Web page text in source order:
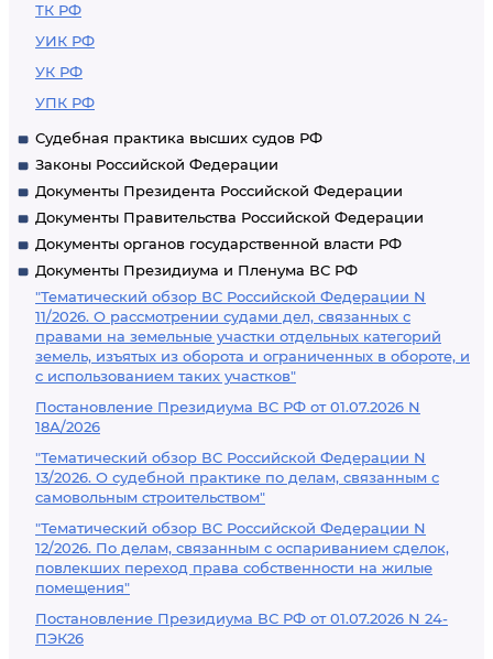
ТК РФ
УИК РФ
УК РФ
УПК РФ
Судебная практика высших судов РФ
Законы Российской Федерации
Документы Президента Российской Федерации
Документы Правительства Российской Федерации
Документы органов государственной власти РФ
Документы Президиума и Пленума ВС РФ
"Тематический обзор ВС Российской Федерации N
11/2026. О рассмотрении судами дел, связанных с
правами на земельные участки отдельных категорий
земель, изъятых из оборота и ограниченных в обороте, и
с использованием таких участков"
Постановление Президиума ВС РФ от 01.07.2026 N
18А/2026
"Тематический обзор ВС Российской Федерации N
13/2026. О судебной практике по делам, связанным с
самовольным строительством"
"Тематический обзор ВС Российской Федерации N
12/2026. По делам, связанным с оспариванием сделок,
повлекших переход права собственности на жилые
помещения"
Постановление Президиума ВС РФ от 01.07.2026 N 24-
ПЭК26